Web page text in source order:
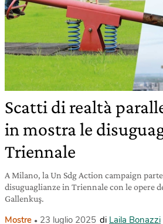
Scatti di realtà
in mostra le
Triennale
A Milano, la Un Sdg Action campaign
disuguaglianze in Triennale con le opere
Gallenkuş.
Mostre 23 luglio 2025 di Laila Bonazzi